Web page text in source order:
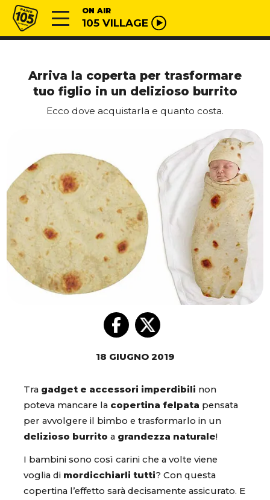
Vai al contenuto
Radio 105 ON AIR
105 VILLAGE
Arriva la coperta per trasformare
tuo figlio in un delizioso burrito
Ecco dove acquistarla e quanto costa.
18 GIUGNO 2019
Tra gadget e accessori imperdibili non
poteva mancare la copertina felpata pensata
per avvolgere il bimbo e trasformarlo in un
delizioso burrito a grandezza naturale!
I bambini sono così carini che a volte viene
voglia di mordicchiarli tutti? Con questa
copertina l’effetto sarà decisamente assicurato. E